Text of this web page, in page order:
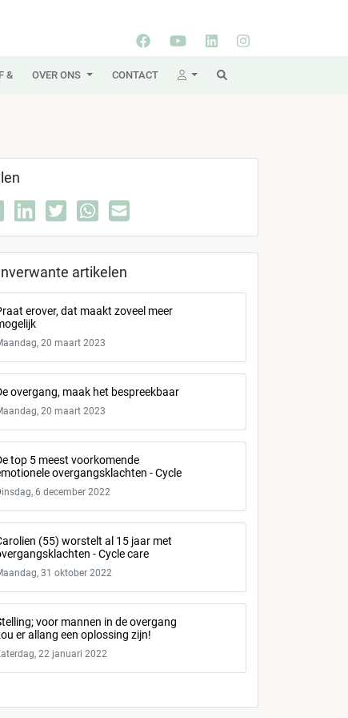
& OVER ONS CONTACT
artikelen
erover, dat maakt zoveel meer
20 maart 2023
overgang, maak het bespreekbaar
20 maart 2023
top 5 meest voorkomende
overgangsklachten - Cycle
6 december 2022
(55) worstelt al 15 jaar met
- Cycle care
31 oktober 2022
voor mannen in de overgang
er allang een oplossing zijn!
22 januari 2022